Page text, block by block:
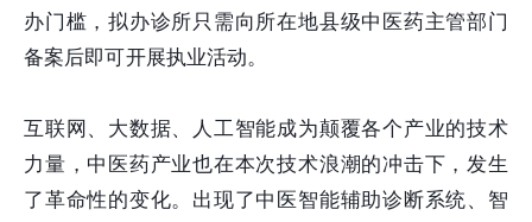
办门槛，拟办诊所只需向所在地县级中医药主管部门
备案后即可开展执业活动。
互联网、大数据、人工智能成为颠覆各个产业的技术
力量，中医药产业也在本次技术浪潮的冲击下，发生
了革命性的变化。出现了中医智能辅助诊断系统、智